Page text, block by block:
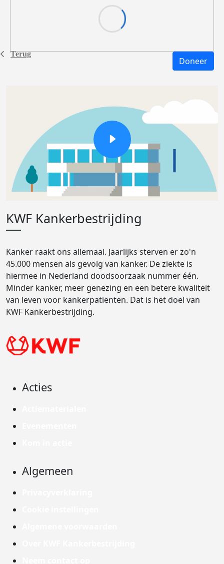
Terug
Doneer
KWF Kankerbestrijding
Kanker raakt ons allemaal. Jaarlijks sterven er zo'n
45.000 mensen als gevolg van kanker. De ziekte is
hiermee in Nederland doodsoorzaak nummer één.
Minder kanker, meer genezing en een betere kwaliteit
van leven voor kankerpatiënten. Dat is het doel van
KWF Kankerbestrijding.
Acties
Algemeen